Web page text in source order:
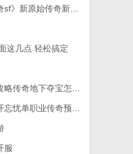
开服开火爆人气服仅此一家！
这几点 轻松搞定
奇地下夺宝怎么玩
业传奇预约（暂未上线）
服